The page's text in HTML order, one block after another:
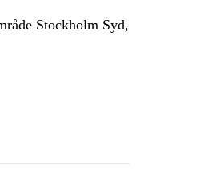
Stockholm Syd,